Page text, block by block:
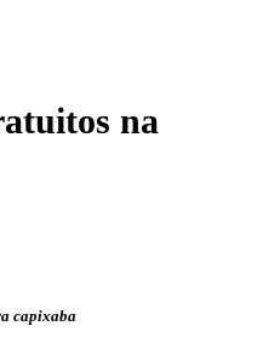
na
capixaba